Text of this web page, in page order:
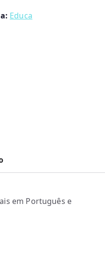
Educa
em Português e